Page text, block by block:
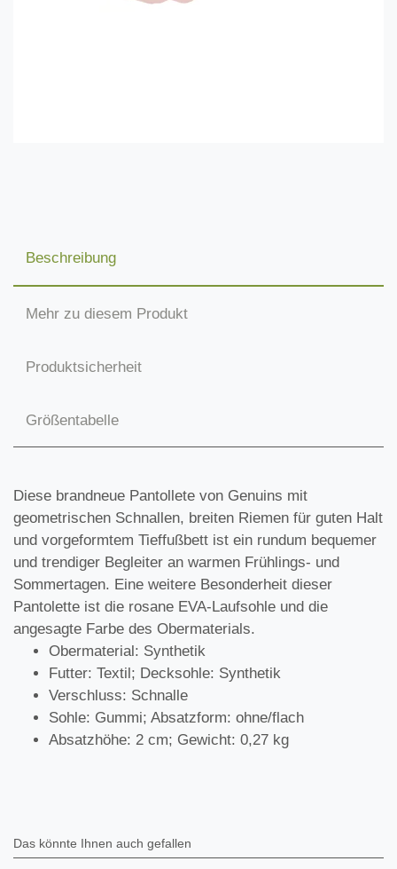
Beschreibung
Mehr zu diesem Produkt
Produktsicherheit
Größentabelle
Diese brandneue Pantollete von Genuins mit
geometrischen Schnallen, breiten Riemen für guten Halt
und vorgeformtem Tieffußbett ist ein rundum bequemer
und trendiger Begleiter an warmen Frühlings- und
Sommertagen. Eine weitere Besonderheit dieser
Pantolette ist die rosane EVA-Laufsohle und die
angesagte Farbe des Obermaterials.
Obermaterial: Synthetik
Futter: Textil; Decksohle: Synthetik
Verschluss: Schnalle
Sohle: Gummi; Absatzform: ohne/flach
Absatzhöhe: 2 cm; Gewicht: 0,27 kg
Das könnte Ihnen auch gefallen